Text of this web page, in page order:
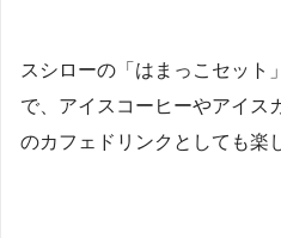
スシローの「はまっこセット
で、アイスコーヒーやアイス
のカフェドリンクとしても楽